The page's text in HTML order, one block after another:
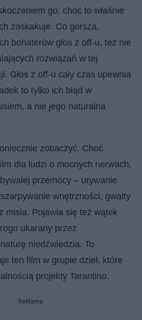
go, choć to właśnie
zaskakuje. Co gorsza,
bohaterów głos z off-u, też nie
rozwiązań w tej
Głos z off-u cały czas upewnia
to tylko ich błąd w
a nie jego naturalna
zobaczyć. Choć
dla ludzi o mocnych nerwach,
przemocy – urywanie
wnętrzności, gwałty
misia. Pojawia się też wątek
ukarany przez
niedźwiedzia. To
ten film w grupie dzieł, które
projekty Tarantino.
Reklama